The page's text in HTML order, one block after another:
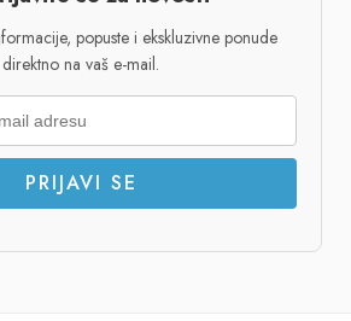
popuste i ekskluzivne ponude
direktno na vaš e-mail.
PRIJAVI SE